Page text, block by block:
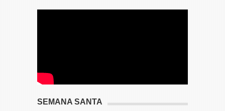
SEMANA SANTA